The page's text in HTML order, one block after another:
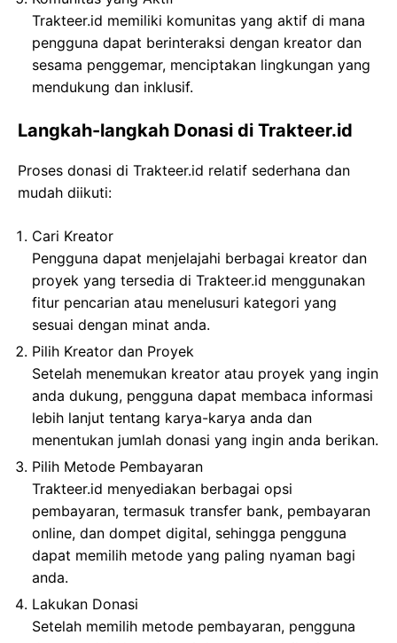
Trakteer.id memiliki komunitas yang aktif di mana
pengguna dapat berinteraksi dengan kreator dan
sesama penggemar, menciptakan lingkungan yang
mendukung dan inklusif.
Langkah-langkah Donasi di Trakteer.id
Proses donasi di Trakteer.id relatif sederhana dan
mudah diikuti:
Cari Kreator
Pengguna dapat menjelajahi berbagai kreator dan
proyek yang tersedia di Trakteer.id menggunakan
fitur pencarian atau menelusuri kategori yang
sesuai dengan minat anda.
Pilih Kreator dan Proyek
Setelah menemukan kreator atau proyek yang ingin
anda dukung, pengguna dapat membaca informasi
lebih lanjut tentang karya-karya anda dan
menentukan jumlah donasi yang ingin anda berikan.
Pilih Metode Pembayaran
Trakteer.id menyediakan berbagai opsi
pembayaran, termasuk transfer bank, pembayaran
online, dan dompet digital, sehingga pengguna
dapat memilih metode yang paling nyaman bagi
anda.
Lakukan Donasi
Setelah memilih metode pembayaran, pengguna